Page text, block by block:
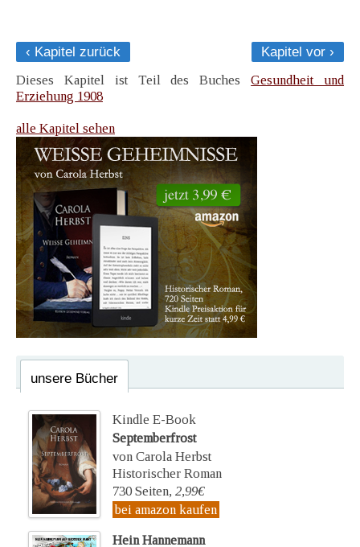
‹ Kapitel zurück
Kapitel vor ›
Dieses Kapitel ist Teil des BuchesGesundheit und
Erziehung 1908
alle Kapitel sehen
unsere Bücher
Kindle E-Book
Septemberfrost
von Carola Herbst
Historischer Roman
730 Seiten, 2,99€
bei amazon kaufen
Hein Hannemann